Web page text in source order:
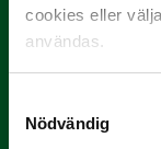
cookies eller
användas.
Nödvändig
Rösta på